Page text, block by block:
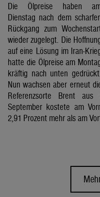
Die Ölpreise haben
Dienstag nach dem
Rückgang zum
wieder zugelegt. Die
auf eine Lösung im Iran-
hatte die Ölpreise am
kräftig nach unten gedrückt.
Nun wachsen aber erneut
Referenzsorte Brent
September kostete am
2,91 Prozent mehr als am